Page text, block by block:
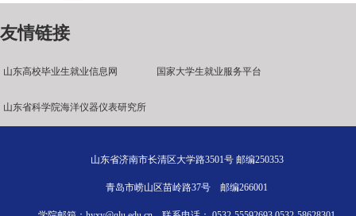
友情链接
山东高校毕业生就业信息网 国家大学生就业服务平台
山东省科学院海洋仪器仪表研究所
山东省济南市长清区大学路3501号 邮编250353
青岛市崂山区苗岭路37号 邮编266001